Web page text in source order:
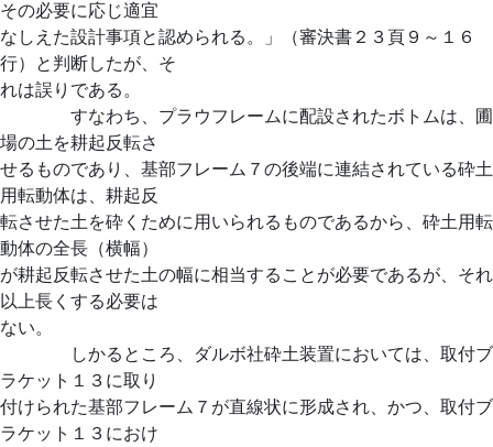
その必要に応じ適宜
なしえた設計事項と認められる。」（審決書２３頁９～１６
行）と判断したが、そ
れは誤りである。
すなわち、プラウフレームに配設されたボトムは、圃
場の土を耕起反転さ
せるものであり、基部フレーム７の後端に連結されている砕土
用転動体は、耕起反
転させた土を砕くために用いられるものであるから、砕土用転
動体の全長（横幅）
が耕起反転させた土の幅に相当することが必要であるが、それ
以上長くする必要は
ない。
しかるところ、ダルボ社砕土装置においては、取付ブ
ラケット１３に取り
付けられた基部フレーム７が直線状に形成され、かつ、取付ブ
ラケット１３におけ